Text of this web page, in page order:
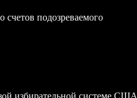
подозреваемого
избирательной системе США